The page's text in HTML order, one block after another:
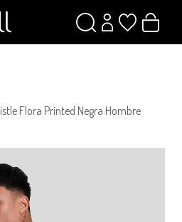
Flora Printed Negra Hombre